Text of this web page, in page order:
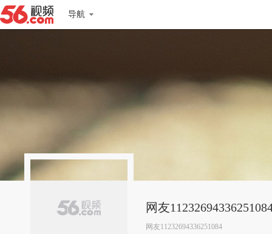
导航
网友
网友11232694336251084